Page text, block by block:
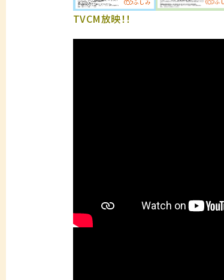
TVCM放映！！